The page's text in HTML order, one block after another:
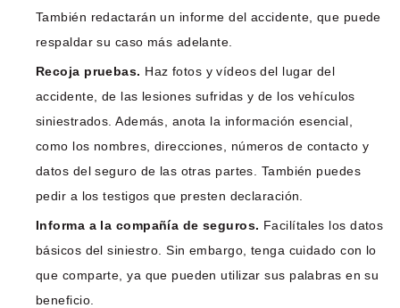
También redactarán un informe del accidente, que puede
respaldar su caso más adelante.
Recoja pruebas. Haz fotos y vídeos del lugar del
accidente, de las lesiones sufridas y de los vehículos
siniestrados. Además, anota la información esencial,
como los nombres, direcciones, números de contacto y
datos del seguro de las otras partes. También puedes
pedir a los testigos que presten declaración.
Informa a la compañía de seguros. Facilítales los datos
básicos del siniestro. Sin embargo, tenga cuidado con lo
que comparte, ya que pueden utilizar sus palabras en su
beneficio.